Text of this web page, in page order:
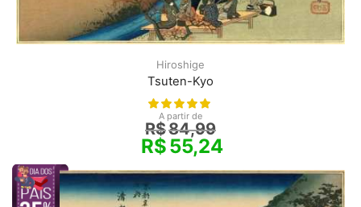
Hiroshige
Tsuten-Kyo
A partir de
R$84,99
R$55,24